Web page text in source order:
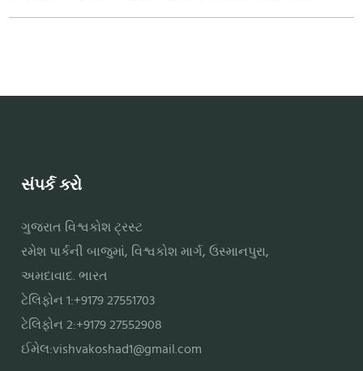
સંપર્ક કરો
ગુજરાત વિશ્વકોશ ટ્રસ્ટ
રમેશ પાર્કની બાજુમાં, વિશ્વકોશ માર્ગ, ઉસ્માનપુરા,
અમદાવાદ. ભારત
ટેલિફોન 1:+9179 27551703
ટેલિફોન 2:+9179 27552908
ઈમેલ:vishvakoshad1@gmail.com